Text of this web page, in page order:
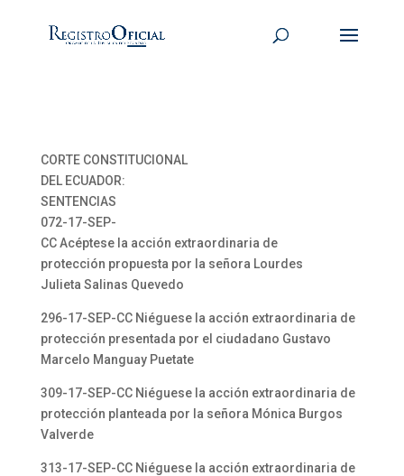
CORTE CONSTITUCIONAL
DEL ECUADOR:
SENTENCIAS
072-17-SEP-
CC Acéptese la acción extraordinaria de
protección propuesta por la señora Lourdes
Julieta Salinas Quevedo
296-17-SEP-CC Niéguese la acción extraordinaria de
protección presentada por el ciudadano Gustavo
Marcelo Manguay Puetate
309-17-SEP-CC Niéguese la acción extraordinaria de
protección planteada por la señora Mónica Burgos
Valverde
313-17-SEP-CC Niéguese la acción extraordinaria de